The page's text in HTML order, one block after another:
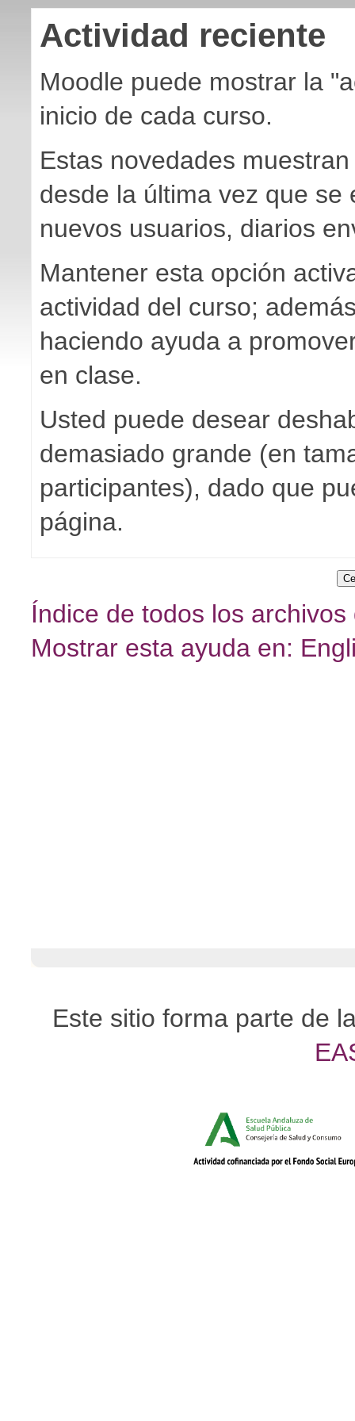
Actividad reciente
Moodle puede mostrar la
inicio de cada curso.
Estas novedades
desde la última vez que
nuevos usuarios, diarios
Mantener esta opción
actividad del curso;
haciendo ayuda a
en clase.
Usted puede desear
demasiado grande (en
participantes), dado que
página.
Índice de todos los archivos
Mostrar esta ayuda en:
Este sitio forma parte de